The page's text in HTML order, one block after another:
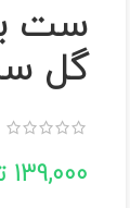
ست
گل
139,000